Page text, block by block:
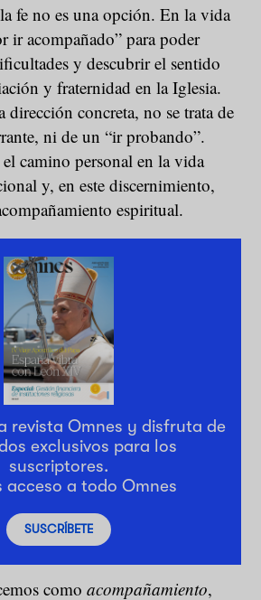
fe no es una opción. En la vida
ir acompañado” para poder
y descubrir el sentido
y fraternidad en la Iglesia.
dirección concreta, no se trata de
ni de un “ir probando”.
camino personal en la vida
y, en este discernimiento,
espiritual.
revista Omnes y disfruta de
exclusivos para los
suscriptores.
acceso a todo Omnes
SUSCRÍBETE
comoacompañamiento,